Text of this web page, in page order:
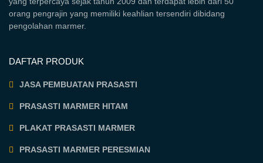
orang pengrajin yang memiliki keahlian tersendiri dibidang
pengolahan marmer.
DAFTAR PRODUK
JASA PEMBUATAN PRASASTI
PRASASTI MARMER HITAM
PLAKAT PRASASTI MARMER
PRASASTI MARMER PERESMIAN